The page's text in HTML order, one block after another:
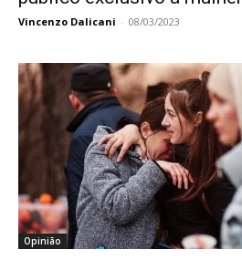
Vincenzo Dalicani - 08/03/2023
Opinião